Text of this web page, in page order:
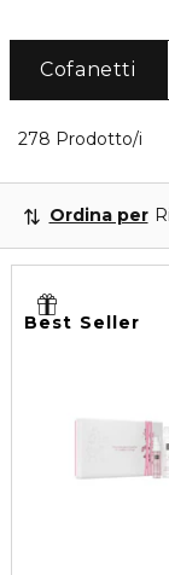
Cofanetti
278 Prodotto/i
Ordina per
Best Seller